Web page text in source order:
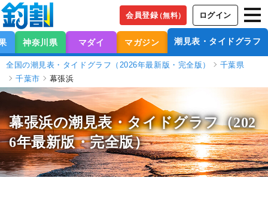
会員登録（無料） ログイン
神奈川県 マダイ マガジン 潮見表・タイドグラフ
全国の潮見表・タイドグラフ（2026年最新版・完全版）
千葉県
千葉市
幕張浜
幕張浜の潮見表・タイドグラフ（202
6年最新版・完全版）